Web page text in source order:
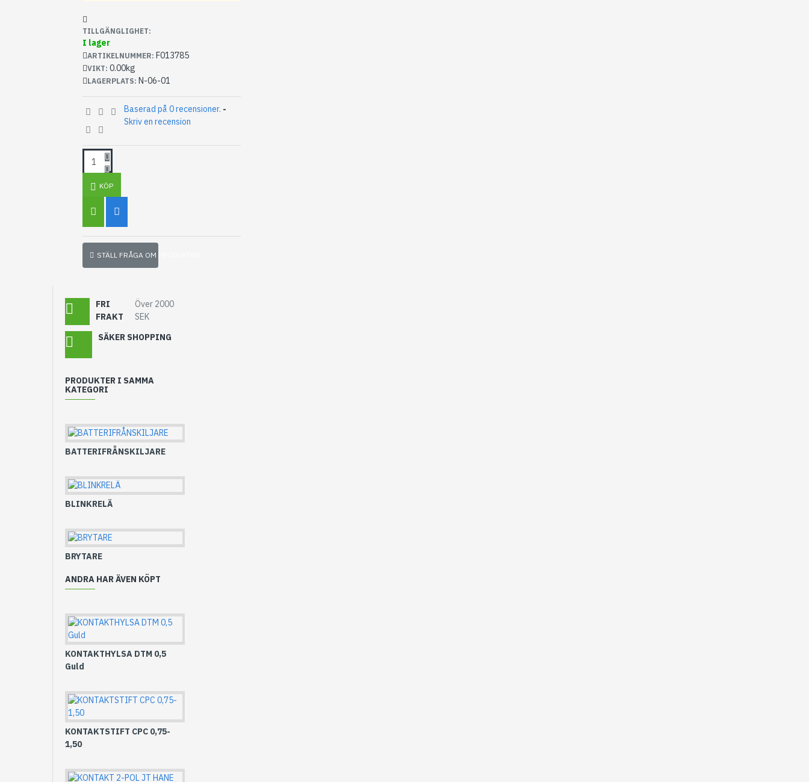
TILLGÄNGLIGHET:
I lager
ARTIKELNUMMER: F013785
VIKT: 0.00kg
LAGERPLATS: N-06-01
Baserad på 0 recensioner. -
Skriv en recension
KÖP
STÄLL FRÅGA OM PRODUKTEN
FRI
FRAKT
Över 2000
SEK
SÄKER SHOPPING
PRODUKTER I SAMMA
KATEGORI
BATTERIFRÅNSKILJARE
BLINKRELÄ
BRYTARE
ANDRA HAR ÄVEN KÖPT
KONTAKTHYLSA DTM 0,5
Guld
KONTAKTSTIFT CPC 0,75-
1,50